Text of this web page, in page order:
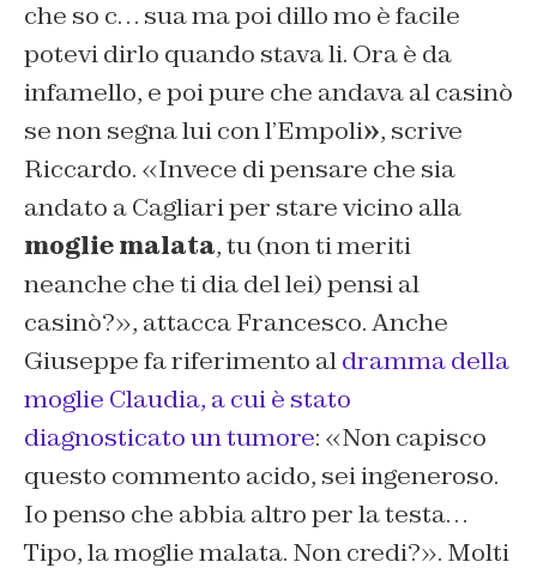
che so c… sua ma poi dillo mo è facile
potevi dirlo quando stava li. Ora è da
infamello, e poi pure che andava al casinò
se non segna lui con l’Empoli», scrive
Riccardo. «Invece di pensare che sia
andato a Cagliari per stare vicino alla
moglie malata, tu (non ti meriti
neanche che ti dia del lei) pensi al
casinò?», attacca Francesco. Anche
Giuseppe fa riferimento aldramma della
moglie Claudia, a cui è stato
diagnosticato un tumore: «Non capisco
questo commento acido, sei ingeneroso.
Io penso che abbia altro per la testa…
Tipo, la moglie malata. Non credi?». Molti